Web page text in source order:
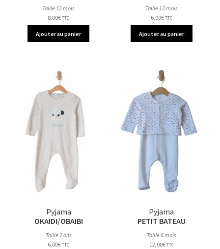
Taille 12 mois
8,00€ TTC
Ajouter au panier
Taille 12 mois
6,00€ TTC
Ajouter au panier
Pyjama
OKAIDI/OBAIBI
Taille 2 ans
6,00€ TTC
Pyjama
PETIT BATEAU
Taille 6 mois
12,00€ TTC